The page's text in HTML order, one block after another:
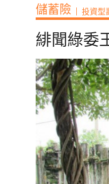
儲蓄險 投資型
緋聞綠委